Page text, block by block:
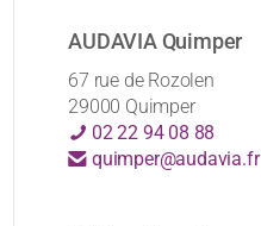
AUDAVIA Quimper
67 rue de Rozolen
29000 Quimper
02 22 94 08 88
quimper@audavia.fr